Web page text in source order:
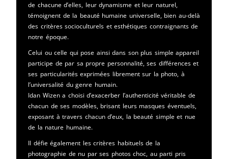
de chacune d’elles, leur dynamisme et leur naturel,
témoignent de la beauté humaine universelle, bien au-delà
des critères socioculturels et esthétiques contraignants de
notre époque.
Celui ou celle qui pose ainsi dans son plus simple appareil
participe de par sa propre personnalité, ses différences et
ses particularités exprimées librement sur la photo, à
l’universalité du genre humain.
Idan Wizen a choisi d’exacerber l’authenticité véritable de
chacun de ses modèles, brisant leurs masques éventuels,
exposant à travers chacun d’eux, la beauté simple et nue
de la nature humaine.
Il défie également les critères habituels de la
photographie de nu par ses photos choc, au parti pris